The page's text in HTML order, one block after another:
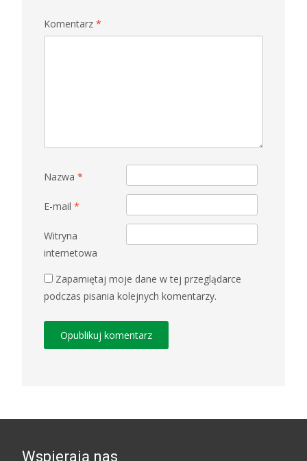
Komentarz *
Nazwa *
E-mail *
Witryna
internetowa
Zapamiętaj moje dane w tej przeglądarce
podczas pisania kolejnych komentarzy.
Wspierają nas